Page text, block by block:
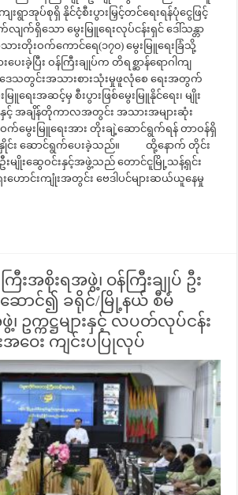
းရွာအုပ်စုရှိ နိုင်ငံ့စီးပွားမြှင့်တင်ရေးရန်ပုံငွေဖြင့်
လျက်ရှိသော မွေးမြူရေးလုပ်ငန်းရှင် ဒေါ်သန္တာ
ားတိုးဝက်ကောင်ရေ(၁၇၀) မွေးမြူရေးခြံသို့
းခဲ့ပြီး ဝန်ကြီးချုပ်က တိရစ္ဆာန်ရောဂါကျ
ဒေသတွင်းအသားစားသုံးမှုဖူလုံစေ ရေးအတွက်
ေးအဆင့်မှ စီးပွားဖြစ်မွေးမြူနိုင်ရေး၊ မျိုး
နှင့် အချိန်တိုကာလအတွင်း အသားအများဆုံး
ေးမြူရေးအား တိုးချဲ့ဆောင်ရွက်ရန် တာဝန်ရှိ
ညှိနှိုင်း ဆောင်ရွက်ပေးခဲ့သည်။ ထို့နောက် တိုင်း
ဦးမျိုးဆွေဝင်းနှင့်အဖွဲ့သည် တောင်ငူမြို့သန့်ရှင်း
ဟောင်းကျုံးအတွင်း ဗေဒါပင်များဆယ်ယူနေမှု
းအစိုးရအဖွဲ့၊ ဝန်ကြီးချုပ် ဦး
ဆောင်၍ ခရိုင်/မြို့နယ် စီမံ
ဥက္ကဋ္ဌများနှင့် လပတ်လုပ်ငန်း
ဝေး ကျင်းပပြုလုပ်